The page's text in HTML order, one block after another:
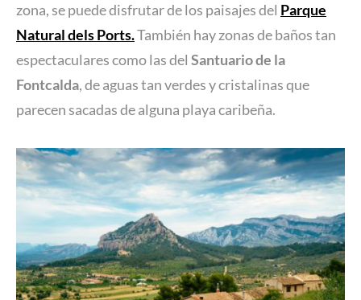
zona, se puede disfrutar de los paisajes del Parque
Natural dels Ports.También hay zonas de baños tan
espectaculares como las del Santuario de la
Fontcalda, de aguas tan verdes y cristalinas que
parecen sacadas de alguna playa caribeña.